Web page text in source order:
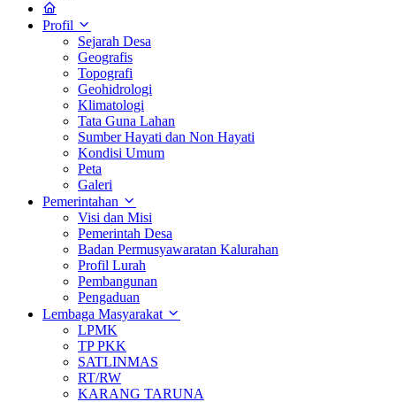
Profil
Sejarah Desa
Geografis
Topografi
Geohidrologi
Klimatologi
Tata Guna Lahan
Sumber Hayati dan Non Hayati
Kondisi Umum
Peta
Galeri
Pemerintahan
Visi dan Misi
Pemerintah Desa
Badan Permusyawaratan Kalurahan
Profil Lurah
Pembangunan
Pengaduan
Lembaga Masyarakat
LPMK
TP PKK
SATLINMAS
RT/RW
KARANG TARUNA